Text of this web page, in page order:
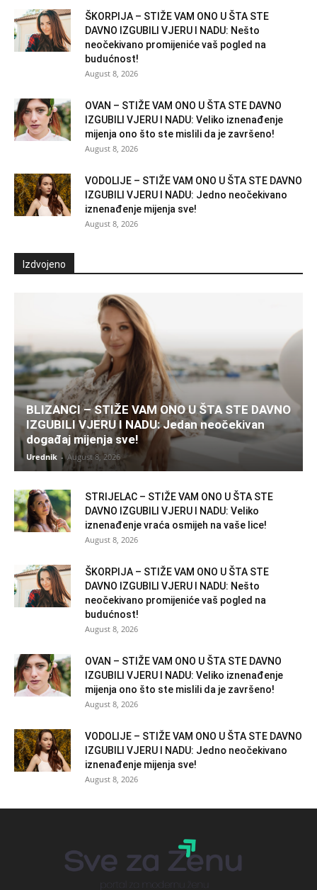
ŠKORPIJA – STIŽE VAM ONO U ŠTA STE
DAVNO IZGUBILI VJERU I NADU: Nešto
neočekivano promijeniće vaš pogled na
budućnost!
August 8, 2026
OVAN – STIŽE VAM ONO U ŠTA STE DAVNO
IZGUBILI VJERU I NADU: Veliko iznenađenje
mijenja ono što ste mislili da je završeno!
August 8, 2026
VODOLIJE – STIŽE VAM ONO U ŠTA STE DAVNO
IZGUBILI VJERU I NADU: Jedno neočekivano
iznenađenje mijenja sve!
August 8, 2026
Izdvojeno
BLIZANCI – STIŽE VAM ONO U ŠTA STE DAVNO
IZGUBILI VJERU I NADU: Jedan neočekivan
događaj mijenja sve!
Urednik - August 8, 2026
STRIJELAC – STIŽE VAM ONO U ŠTA STE
DAVNO IZGUBILI VJERU I NADU: Veliko
iznenađenje vraća osmijeh na vaše lice!
August 8, 2026
ŠKORPIJA – STIŽE VAM ONO U ŠTA STE
DAVNO IZGUBILI VJERU I NADU: Nešto
neočekivano promijeniće vaš pogled na
budućnost!
August 8, 2026
OVAN – STIŽE VAM ONO U ŠTA STE DAVNO
IZGUBILI VJERU I NADU: Veliko iznenađenje
mijenja ono što ste mislili da je završeno!
August 8, 2026
VODOLIJE – STIŽE VAM ONO U ŠTA STE DAVNO
IZGUBILI VJERU I NADU: Jedno neočekivano
iznenađenje mijenja sve!
August 8, 2026